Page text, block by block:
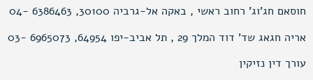
חוסאם חג’וג’ רחוב ראשי , באקה אל-גרביה 30100, 6386463 -04
אריה חגאג שד’ דוד המלך 29 , תל אביב-יפו 64954, 6965073 -03
עורך דין נזיקין